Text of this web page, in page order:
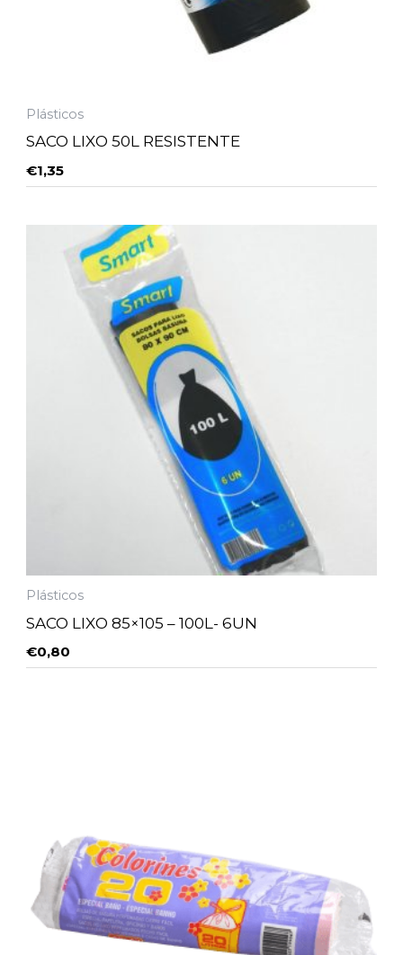
Plásticos
SACO LIXO 50L RESISTENTE
€1,35
Plásticos
SACO LIXO 85×105 – 100L- 6UN
€0,80